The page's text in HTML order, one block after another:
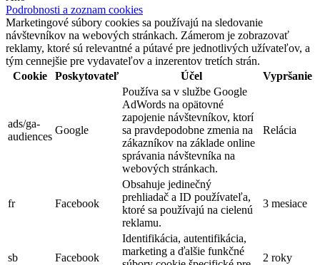
Podrobnosti a zoznam cookies
Marketingové súbory cookies sa používajú na sledovanie
návštevníkov na webových stránkach. Zámerom je zobrazovať
reklamy, ktoré sú relevantné a pútavé pre jednotlivých užívateľov, a
tým cennejšie pre vydavateľov a inzerentov tretích strán.
Cookie
Poskytovateľ Účel Vypršanie
ads/ga-
audiences
Google
Používa sa v službe Google
AdWords na opätovné
zapojenie návštevníkov, ktorí
sa pravdepodobne zmenia na
zákazníkov na základe online
správania návštevníka na
webových stránkach.
Relácia
fr Facebook
Obsahuje jedinečný
prehliadač a ID používateľa,
ktoré sa používajú na cielenú
reklamu.
3 mesiace
sb Facebook
Identifikácia, autentifikácia,
marketing a ďalšie funkčné
2 roky